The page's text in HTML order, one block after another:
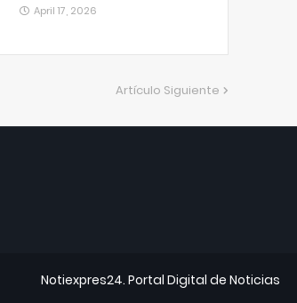
April 17, 2026
Artículo Siguiente
Notiexpres24. Portal Digital de Noticias